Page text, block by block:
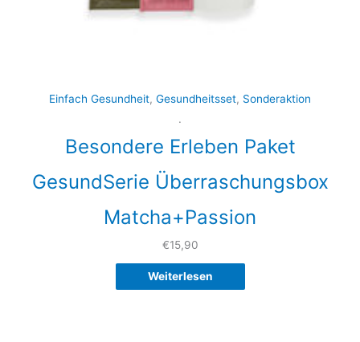
Einfach Gesundheit, Gesundheitsset, Sonderaktion
.
Besondere Erleben Paket
GesundSerie Überraschungsbox
Matcha+Passion
€15,90
Weiterlesen